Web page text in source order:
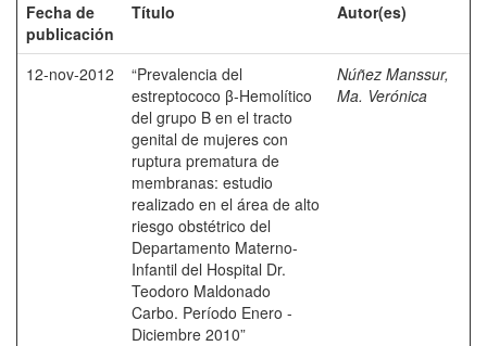
Fecha de
publicación
Título Autor(es)
12-nov-2012
“Prevalencia del
estreptococo β-Hemolítico
del grupo B en el tracto
genital de mujeres con
ruptura prematura de
membranas: estudio
realizado en el área de alto
riesgo obstétrico del
Departamento Materno-
Infantil del Hospital Dr.
Teodoro Maldonado
Carbo. Período Enero -
Diciembre 2010”
Núñez Manssur,
Ma. Verónica